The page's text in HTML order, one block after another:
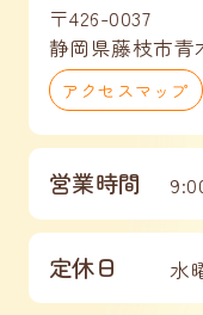
〒426-0037
静岡県藤枝市青
アクセスマップ
営業時間
定休日 水